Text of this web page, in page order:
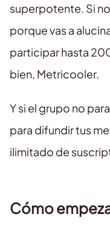
superpotente. Si
porque vas a
participar hasta
bien, Metricooler.
Y si el grupo no
para difundir tus
ilimitado de
Cómo